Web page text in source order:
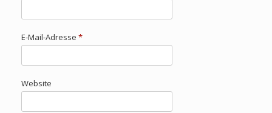
E-Mail-Adresse *
Website